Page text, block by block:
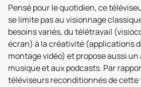
Pensé pour le quotidien, ce
se limite pas au visionnage
besoins variés, du télétravail
écran) à la créativité (applications
montage vidéo) et propose aussi
musique et aux podcasts. Par
téléviseurs reconditionnés de cette